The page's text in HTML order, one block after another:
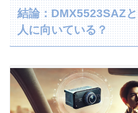
結論：DMX5523SAZ
人に向いている？